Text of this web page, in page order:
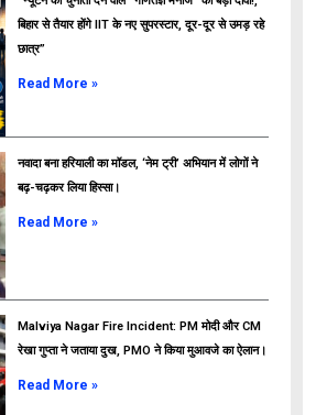
ads
बिहार से तैयार होंगे IIT के नए सुपरस्टार, दूर-दूर से उमड़ रहे
छात्र”
Read More »
नवादा बना हरियाली का मॉडल, ‘नेम ट्री’ अभियान में लोगों ने
बढ़-चढ़कर लिया हिस्सा।
Read More »
Malviya Nagar Fire Incident: PM मोदी और CM
रेखा गुप्ता ने जताया दुख, PMO ने किया मुआवजे का ऐलान।
Read More »